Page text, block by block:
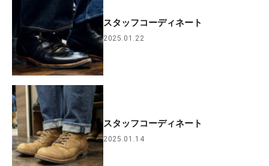
スタッフコーディネート
2025.01.22
スタッフコーディネート
2025.01.14